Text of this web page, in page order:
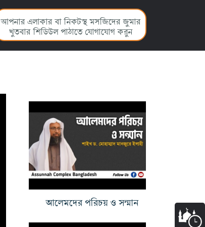
আপনার এলাকার বা নিকটস্থ মসজিদের জুমার
খুতবার শিডিউল পাঠাতে যোগাযোগ করুন
আলেমদের পরিচয় ও সন্মান